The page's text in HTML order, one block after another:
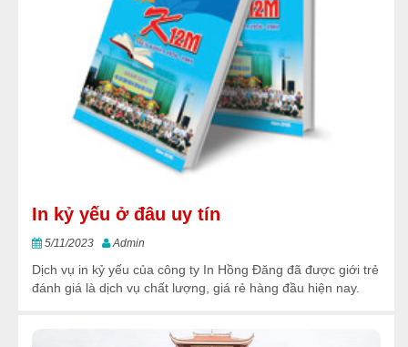
In kỷ yếu ở đâu uy tín
5/11/2023 Admin
Dịch vụ in kỷ yếu của công ty In Hồng Đăng đã được giới trẻ
đánh giá là dịch vụ chất lượng, giá rẻ hàng đầu hiện nay.